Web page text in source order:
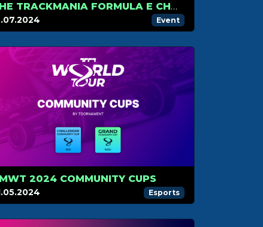
THE TRACKMANIA FORMULA E CHAMPIONSHIP HITS LONDON FOR ITS FINAL STAGE
Event
2024 COMMUNITY CUPS
Esports